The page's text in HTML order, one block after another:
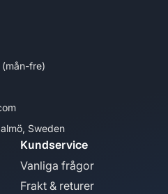
fre)
Sweden
Kundservice
Vanliga frågor
Frakt & returer